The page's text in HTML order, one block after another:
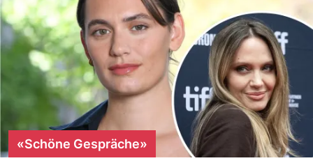
«Schöne Gespräche»